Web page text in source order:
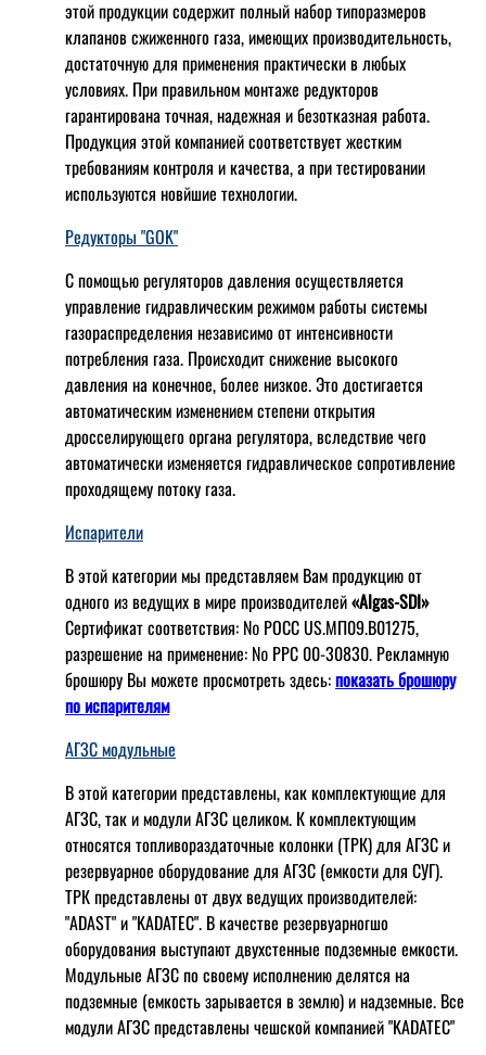
этой продукции содержит полный набор типоразмеров
клапанов сжиженного газа, имеющих производительность,
достаточную для применения практически в любых
условиях. При правильном монтаже редукторов
гарантирована точная, надежная и безотказная работа.
Продукция этой компанией соответствует жестким
требованиям контроля и качества, а при тестировании
используются новйшие технологии.
Редукторы "GOK"
С помощью регуляторов давления осуществляется
управление гидравлическим режимом работы системы
газораспределения независимо от интенсивности
потребления газа. Происходит снижение высокого
давления на конечное, более низкое. Это достигается
автоматическим изменением степени открытия
дросселирующего органа регулятора, вследствие чего
автоматически изменяется гидравлическое сопротивление
проходящему потоку газа.
Испарители
В этой категории мы представляем Вам продукцию от
одного из ведущих в мире производителей«Algas-SDI»
Сертификат соответствия: № РОСС US.МП09.В01275,
разрешение на применение: № РРС 00-30830. Рекламную
брошюру Вы можете просмотреть здесь:показать брошюру
по испарителям
АГЗС модульные
В этой категории представлены, как комплектующие для
АГЗС, так и модули АГЗС целиком. К комплектующим
относятся топливораздаточные колонки (ТРК) для АГЗС и
резервуарное оборудование для АГЗС (емкости для СУГ).
ТРК представлены от двух ведущих производителей:
"ADAST" и "KADATEC". В качестве резервуарногшо
оборудования выступают двухстенные подземные емкости.
Модульные АГЗС по своему исполнению делятся на
подземные (емкость зарывается в землю) и надземные. Все
модули АГЗС представлены чешской компанией "KADATEC"